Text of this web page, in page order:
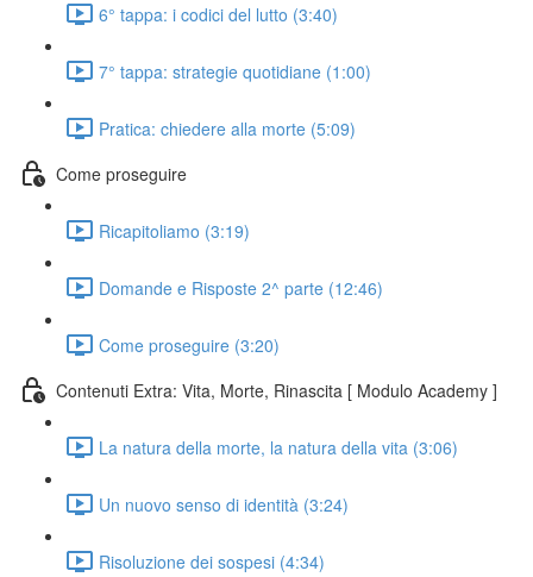
6° tappa: i codici del lutto (3:40)
7° tappa: strategie quotidiane (1:00)
Pratica: chiedere alla morte (5:09)
Come proseguire
Ricapitoliamo (3:19)
Domande e Risposte 2^ parte (12:46)
Come proseguire (3:20)
Contenuti Extra: Vita, Morte, Rinascita [ Modulo Academy ]
La natura della morte, la natura della vita (3:06)
Un nuovo senso di identità (3:24)
Risoluzione dei sospesi (4:34)